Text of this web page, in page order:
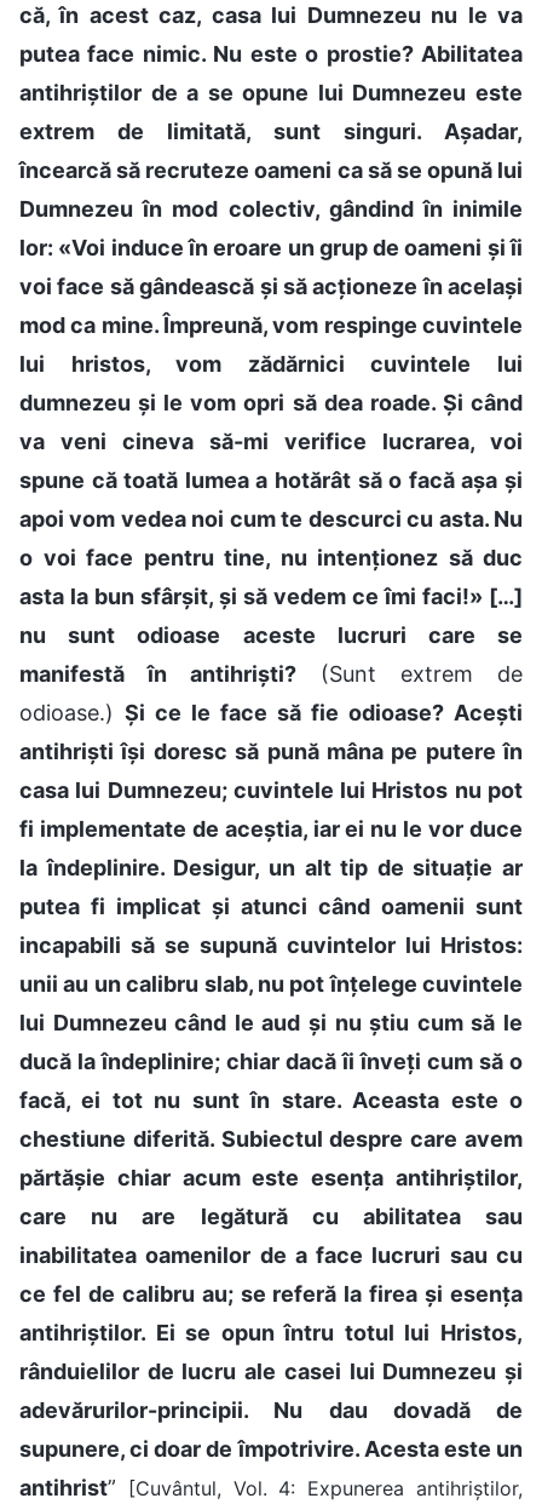
că, în acest caz, casa lui Dumnezeu nu le va
putea face nimic. Nu este o prostie? Abilitatea
antihriștilor de a se opune lui Dumnezeu este
extrem de limitată, sunt singuri. Așadar,
încearcă să recruteze oameni ca să se opună lui
Dumnezeu în mod colectiv, gândind în inimile
lor: «Voi induce în eroare un grup de oameni și îi
voi face să gândească și să acționeze în același
mod ca mine. Împreună, vom respinge cuvintele
lui hristos, vom zădărnici cuvintele lui
dumnezeu și le vom opri să dea roade. Și când
va veni cineva să-mi verifice lucrarea, voi
spune că toată lumea a hotărât să o facă așa și
apoi vom vedea noi cum te descurci cu asta. Nu
o voi face pentru tine, nu intenționez să duc
asta la bun sfârșit, și să vedem ce îmi faci!» […]
nu sunt odioase aceste lucruri care se
manifestă în antihriști? (Sunt extrem de
odioase.) Și ce le face să fie odioase? Acești
antihriști își doresc să pună mâna pe putere în
casa lui Dumnezeu; cuvintele lui Hristos nu pot
fi implementate de aceștia, iar ei nu le vor duce
la îndeplinire. Desigur, un alt tip de situație ar
putea fi implicat și atunci când oamenii sunt
incapabili să se supună cuvintelor lui Hristos:
unii au un calibru slab, nu pot înțelege cuvintele
lui Dumnezeu când le aud și nu știu cum să le
ducă la îndeplinire; chiar dacă îi înveți cum să o
facă, ei tot nu sunt în stare. Aceasta este o
chestiune diferită. Subiectul despre care avem
părtășie chiar acum este esența antihriștilor,
care nu are legătură cu abilitatea sau
inabilitatea oamenilor de a face lucruri sau cu
ce fel de calibru au; se referă la firea și esența
antihriștilor. Ei se opun întru totul lui Hristos,
rânduielilor de lucru ale casei lui Dumnezeu și
adevărurilor-principii. Nu dau dovadă de
supunere, ci doar de împotrivire. Acesta este un
antihrist” [Cuvântul, Vol. 4: Expunerea antihriștilor,